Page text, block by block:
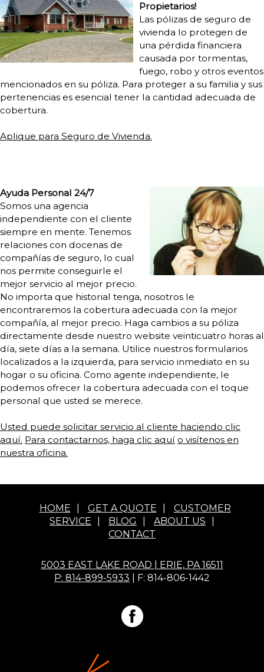
Propietarios!
Las pólizas de seguro de
vivienda lo protegen de
una pérdida financiera
causada por tormentas,
fuego, robo y otros eventos
mencionados en su póliza. Para proteger a su familia y sus
pertenencias es esencial tener la cantidad adecuada de
cobertura.
Aplique para Seguro de Vivienda.
Ayuda Personal 24/7
Somos una agencia
independiente con el cliente
siempre en mente. Tenemos
relaciones con docenas de
compañías de seguro, lo cual
nos permite conseguirle el
mejor servicio al mejor precio.
No importa que historial tenga, nosotros le
encontraremos la cobertura adecuada con la mejor
compañía, al mejor precio. Haga cambios a su póliza
directamente desde nuestro website veinticuatro horas al
día, siete días a la semana. Utilice nuestros formularios
localizados a la izquierda, para servicio inmediato en su
hogar o su oficina. Como agente independiente, le
podemos ofrecer la cobertura adecuada con el toque
personal que usted se merece.
Usted puede solicitar servicio al cliente haciendo clic
aquí. Para contactarnos, haga clic aquí o visítenos en
nuestra oficina.
HOME GET A QUOTE
CUSTOMER
SERVICE
BLOG ABOUT US
CONTACT
5003 EAST LAKE ROAD | ERIE, PA 16511
P: 814-899-5933 | F: 814-806-1442